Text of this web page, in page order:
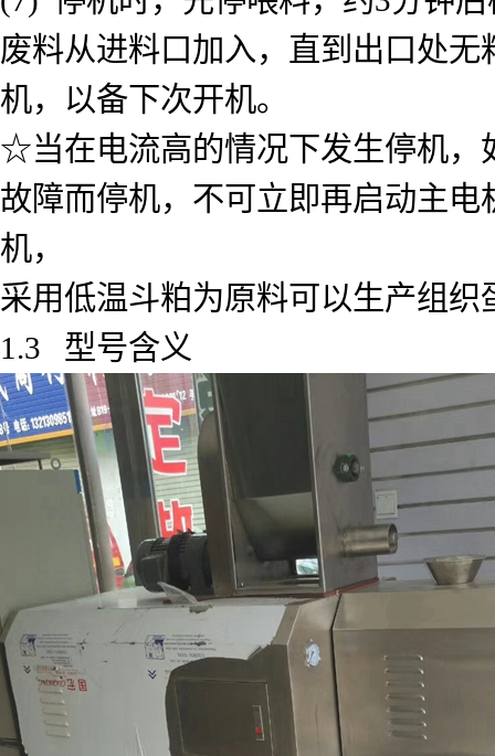
废料从进料口加入，直到出口处
机，以备下次开机。
☆当在电流高的情况下发生停机，
故障而停机，不可立即再启动主
机，
采用低温斗粕为原料可以生产组
1.3 型号含义